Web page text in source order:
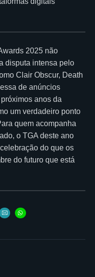
2025 não
disputa intensa pelo
Clair Obscur, Death
de anúncios
anos da
um verdadeiro ponto
quem acompanha
o TGA deste ano
do que os
do futuro que está